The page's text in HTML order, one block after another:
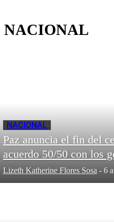
NACIONAL
NACIONAL
Paz anuncia el fin del
acuerdo 50/50 con los
Lizeth Katherine Flores Sosa - 6